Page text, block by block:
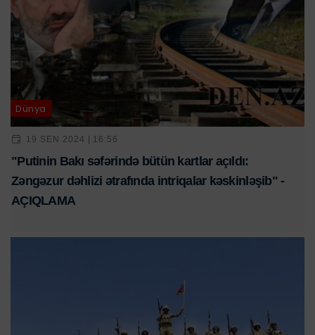
Dünya
19 SEN 2024 | 16:56
"Putinin Bakı səfərində bütün kartlar açıldı:
Zəngəzur dəhlizi ətrafında intriqalar kəskinləşib" -
AÇIQLAMA